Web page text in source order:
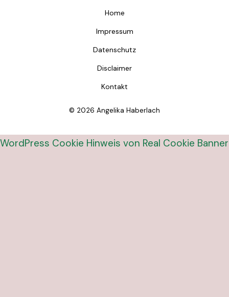
Home
Impressum
Datenschutz
Disclaimer
Kontakt
© 2026 Angelika Haberlach
WordPress Cookie Hinweis von Real Cookie Banner